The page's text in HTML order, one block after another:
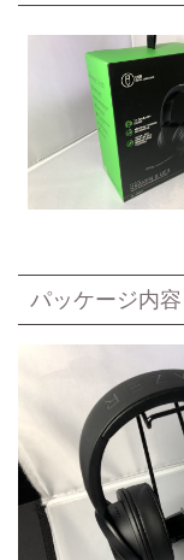
パッケージ内容